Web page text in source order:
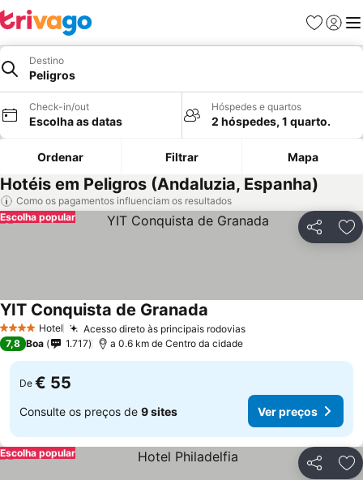
Favoritos
Iniciar
Destino
Peligros
Check-in/out
Escolha as datas
Hóspedes e quartos
2 hóspedes, 1 quarto.
Ordenar Filtrar Mapa
Hotéis em Peligros (Andaluzia, Espanha)
Como os pagamentos influenciam os resultados
Partilhar
Escolha popular
4 EstrelasHotel Acesso direto às principais rodovias
YIT Conquista de Granada
7,8 Boa 1.717 a 0.6 km de Centro da cidade
De € 55
Consulte os preços de 9 sites Ver preços
Partilhar
Escolha popular